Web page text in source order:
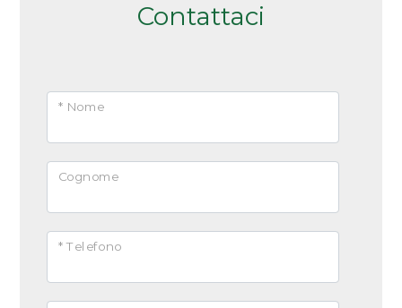
Contattaci
* Nome
Cognome
* Telefono